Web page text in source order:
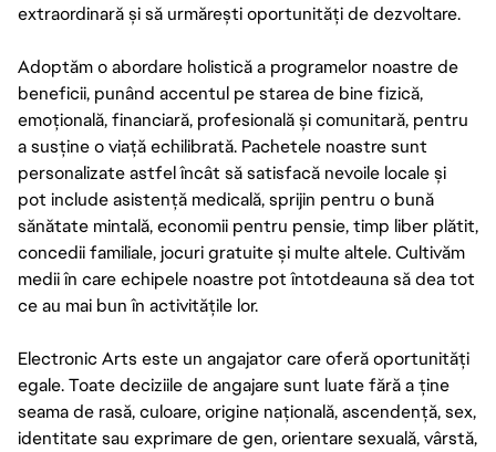
extraordinară și să urmărești oportunități de dezvoltare.
Adoptăm o abordare holistică a programelor noastre de
beneficii, punând accentul pe starea de bine fizică,
emoțională, financiară, profesională și comunitară, pentru
a susține o viață echilibrată. Pachetele noastre sunt
personalizate astfel încât să satisfacă nevoile locale și
pot include asistență medicală, sprijin pentru o bună
sănătate mintală, economii pentru pensie, timp liber plătit,
concedii familiale, jocuri gratuite și multe altele. Cultivăm
medii în care echipele noastre pot întotdeauna să dea tot
ce au mai bun în activitățile lor.
Electronic Arts este un angajator care oferă oportunități
egale. Toate deciziile de angajare sunt luate fără a ține
seama de rasă, culoare, origine națională, ascendență, sex,
identitate sau exprimare de gen, orientare sexuală, vârstă,